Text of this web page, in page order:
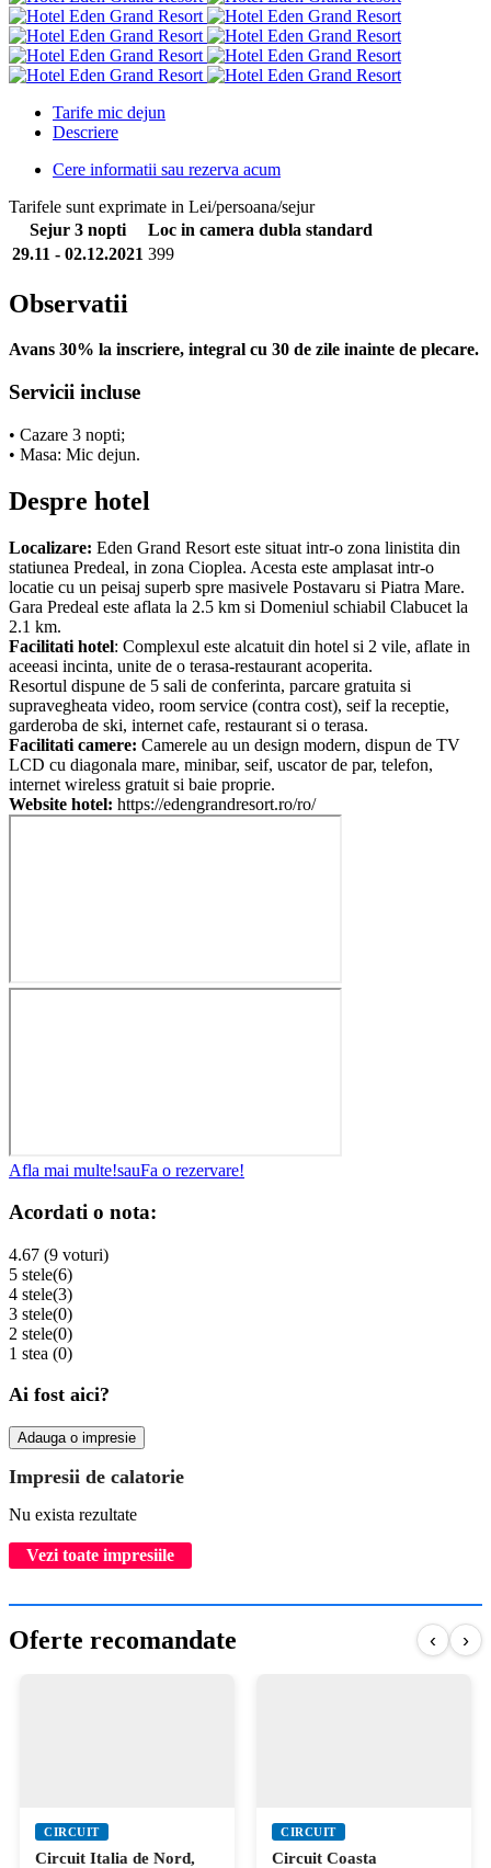
Tarife mic dejun
Descriere
Cere informatii sau rezerva acum
Tarifele sunt exprimate in Lei/persoana/sejur
Sejur 3 nopti
Loc in camera dubla standard
29.11 - 02.12.2021 399
Observatii
Avans 30% la inscriere, integral cu 30 de zile inainte de plecare.
Servicii incluse
• Cazare 3 nopti;
• Masa: Mic dejun.
Despre hotel
Localizare: Eden Grand Resort este situat intr-o zona linistita din
statiunea Predeal, in zona Cioplea. Acesta este amplasat intr-o
locatie cu un peisaj superb spre masivele Postavaru si Piatra Mare.
Gara Predeal este aflata la 2.5 km si Domeniul schiabil Clabucet la
2.1 km.
Facilitati hotel: Complexul este alcatuit din hotel si 2 vile, aflate in
aceeasi incinta, unite de o terasa-restaurant acoperita.
Resortul dispune de 5 sali de conferinta, parcare gratuita si
supravegheata video, room service (contra cost), seif la receptie,
garderoba de ski, internet cafe, restaurant si o terasa.
Facilitati camere: Camerele au un design modern, dispun de TV
LCD cu diagonala mare, minibar, seif, uscator de par, telefon,
internet wireless gratuit si baie proprie.
Website hotel: https://edengrandresort.ro/ro/
Afla mai multe!sauFa o rezervare!
Acordati o nota:
4.67 (9 voturi)
5 stele(6)
4 stele(3)
3 stele(0)
2 stele(0)
1 stea (0)
Ai fost aici?
Adauga o impresie
Impresii de calatorie
Nu exista rezultate
Vezi toate impresiile
Oferte recomandate ‹ ›
CIRCUIT
Circuit Italia de Nord,
CIRCUIT
Circuit Coasta